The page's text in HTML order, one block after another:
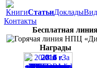
КнигиСтатьиДоклады
Контакты
Бесплатная
Награды